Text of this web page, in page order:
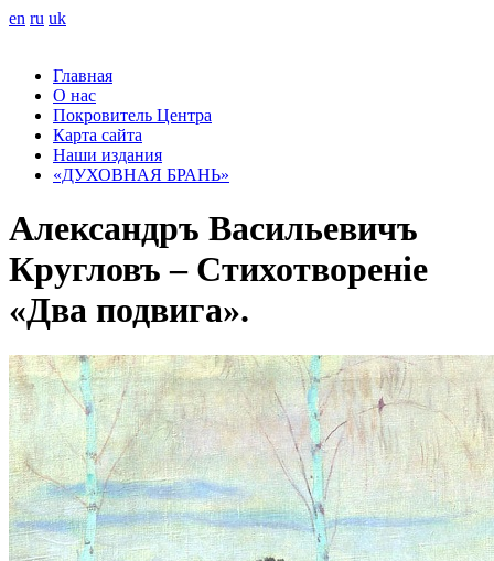
en ru uk
Главная
О нас
Покровитель Центра
Карта сайта
Наши издания
«ДУХОВНАЯ БРАНЬ»
Александръ Васильевичъ
Кругловъ – Стихотвореніе
«Два подвига».